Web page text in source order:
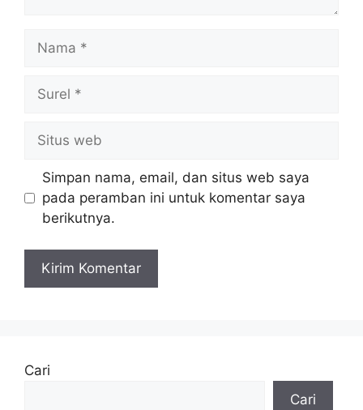
Nama
Surel
Situs
web
Simpan nama, email, dan situs web saya
pada peramban ini untuk komentar saya
berikutnya.
Cari
Cari